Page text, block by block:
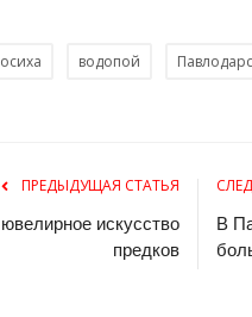
водопой
ПРЕДЫДУЩАЯ СТАТЬЯ
искусство
предков
В